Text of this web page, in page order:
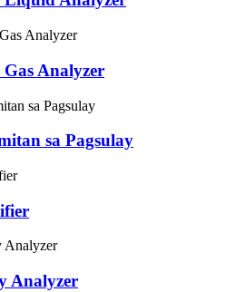
Analyzer
sa Pagsulay
Analyzer